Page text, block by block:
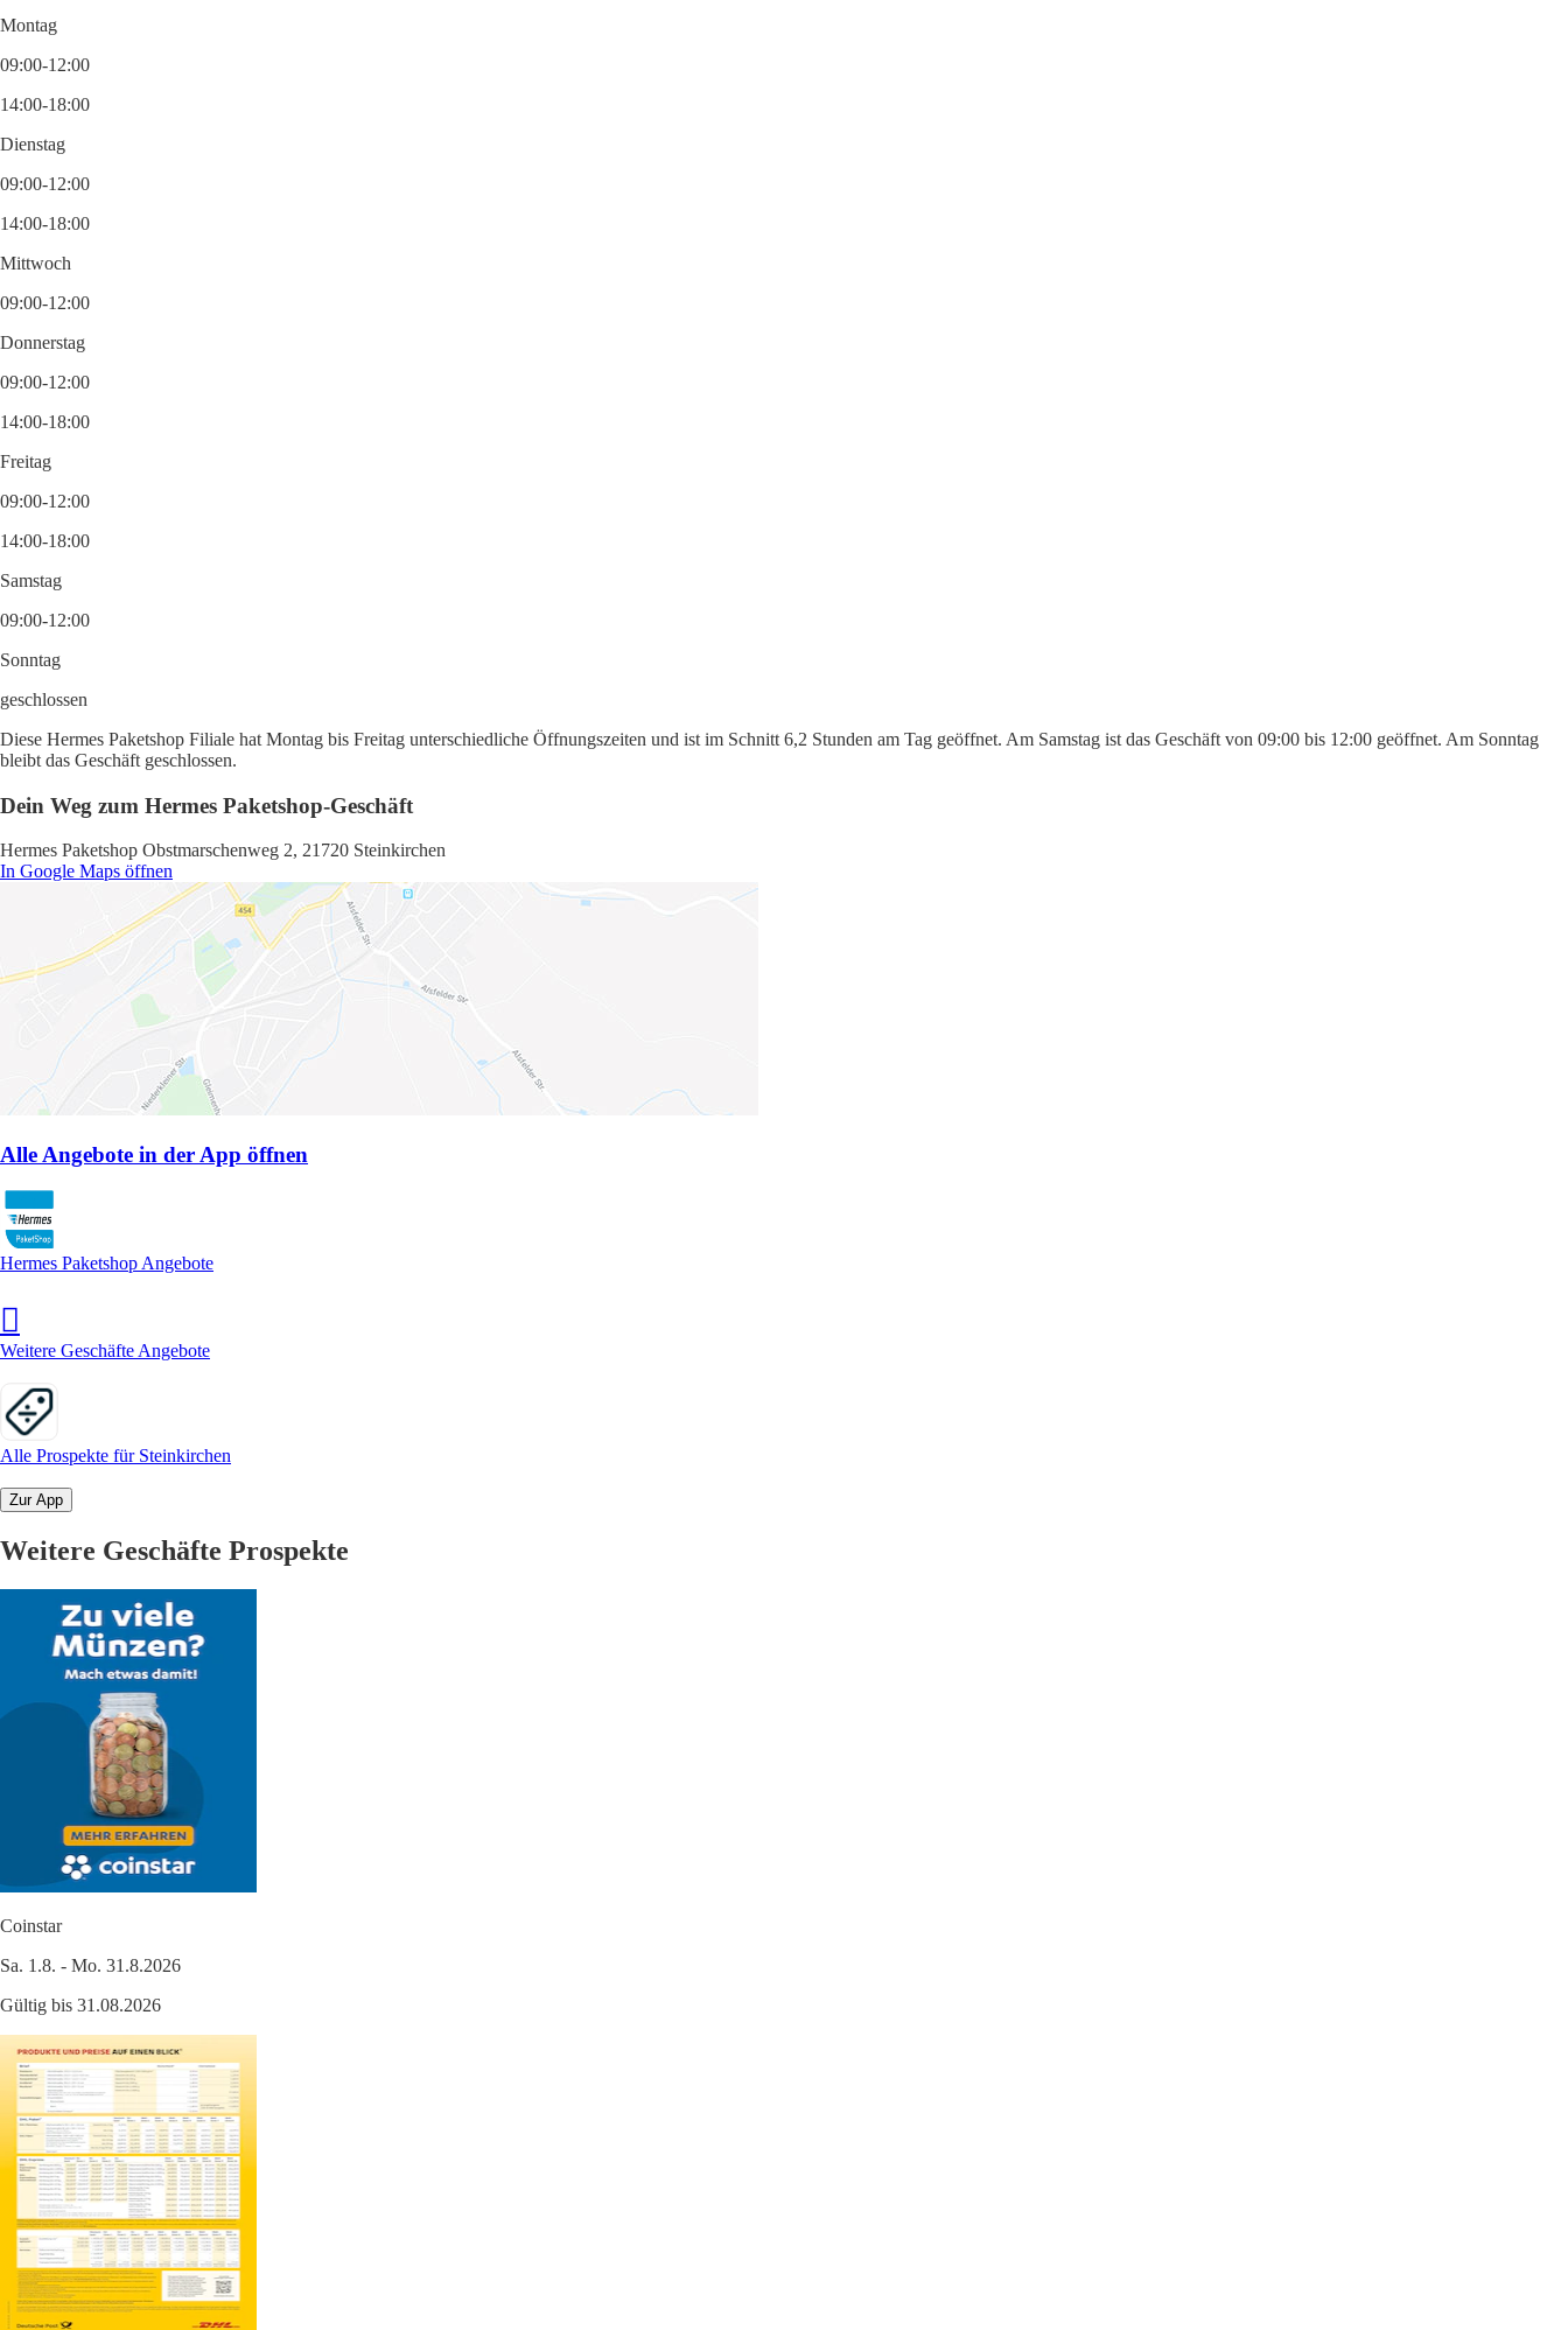
Montag
09:00-12:00
14:00-18:00
Dienstag
09:00-12:00
14:00-18:00
Mittwoch
09:00-12:00
Donnerstag
09:00-12:00
14:00-18:00
Freitag
09:00-12:00
14:00-18:00
Samstag
09:00-12:00
Sonntag
geschlossen
Diese Hermes Paketshop Filiale hat Montag bis Freitag unterschiedliche Öffnungszeiten und ist im Schnitt 6,2 Stunden am Tag geöffnet. Am Samstag ist das Geschäft von 09:00 bis 12:00 geöffnet. Am Sonntag
bleibt das Geschäft geschlossen.
Dein Weg zum Hermes Paketshop-Geschäft
Hermes Paketshop Obstmarschenweg 2, 21720 Steinkirchen
In Google Maps öffnen
Alle Angebote in der App öffnen
Hermes Paketshop Angebote
Weitere Geschäfte Angebote
Alle Prospekte für Steinkirchen
Zur App
Weitere Geschäfte Prospekte
Coinstar
Sa. 1.8. - Mo. 31.8.2026
Gültig bis 31.08.2026